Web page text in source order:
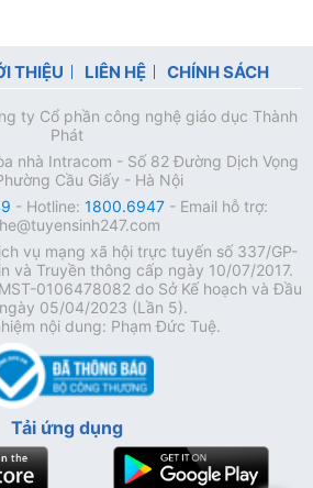
THIỆU LIÊN HỆ CHÍNH SÁCH
ty Cổ phần công nghệ giáo dục Thành
Phát
nhà Intracom - Số 82 Đường Dịch Vọng
Cầu Giấy - Hà Nội
- Hotline: 1800.6947- Email hỗ trợ:
vụ mạng xã hội trực tuyến số 337/GP-
và Truyền thông cấp ngày 10/07/2017.
0106478082 do Sở Kế hoạch và Đầu
05/04/2023 (Lần 5).
nội dung: Phạm Đức Tuệ.
Tải ứng dụng